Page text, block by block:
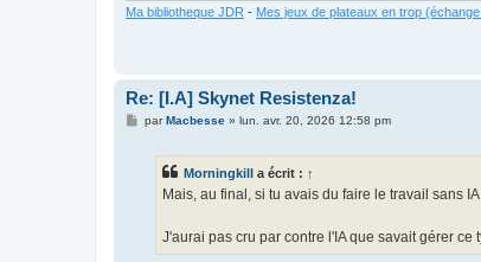
Ma bibliotheque JDR - Mes jeux de plateaux en trop
Re: [I.A] Skynet Resistenza!
MparMacbesse» lun. avr. 20, 2026 12:58 pm
Morningkill a écrit : ↑
Mais, au final, si tu avais du faire le travail sans
J'aurai pas cru par contre l'IA que savait gérer ce